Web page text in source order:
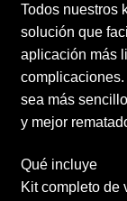
Todos nuestros
solución que
aplicación más
sea más
y mejor
Qué incluye
Kit completo de